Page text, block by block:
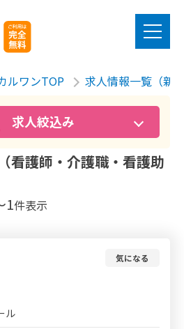
ルワンTOP 求人情報一覧（新
求人絞込み
看護師・介護職・看護助
1件表示
気になる
ル